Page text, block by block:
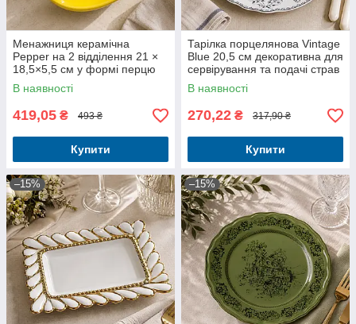
Менажниця керамічна
Pepper на 2 відділення 21 ×
18,5×5,5 см у формі перцю
В наявності
419,05 ₴ 493 ₴
Купити
Тарілка порцелянова Vintage
Blue 20,5 см декоративна для
сервірування та подачі страв
В наявності
270,22 ₴ 317,90 ₴
Купити
–15% –15%